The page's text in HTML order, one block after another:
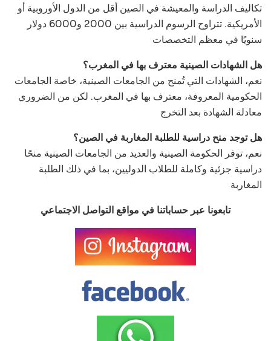
تكاليف الدراسة والمعيشة في الصين أقل من الدول الأوروبية أو
الأمريكية. تتراوح الرسوم الدراسية بين 2000 و6000 دولار
سنويًا في معظم التخصصات
هل الشهادات الصينية معترف بها في المغرب؟
نعم، الشهادات التي تُمنح من الجامعات الصينية، خاصة الجامعات
الحكومية المعروفة، معترف بها في المغرب. لكن من الضروري
معادلة الشهادة بعد التخرج
هل توجد منح دراسية للطلبة المغاربة في الصين؟
نعم، توفر الحكومة الصينية والعديد من الجامعات الصينية منحًا
دراسية جزئية وكاملة للطلاب الدوليين، بما في ذلك الطلبة
المغاربة
تابعونا عبر حساباتنا في مواقع التواصل الاجتماعي